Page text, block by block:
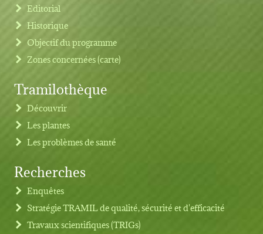
Footer menu
Editorial
Historique
Objectif du programme
Zones concernées (carte)
Tramilothèque
Découvrir
Les plantes
Les problèmes de santé
Recherches
Enquêtes
Stratégie TRAMIL de qualité, sécurité et d'efficacité
Travaux scientifiques (TRIGs)